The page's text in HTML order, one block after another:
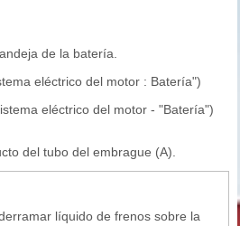
de la batería.
eléctrico del motor : Batería")
eléctrico del motor - "Batería")
del tubo del embrague (A).
líquido de frenos sobre la